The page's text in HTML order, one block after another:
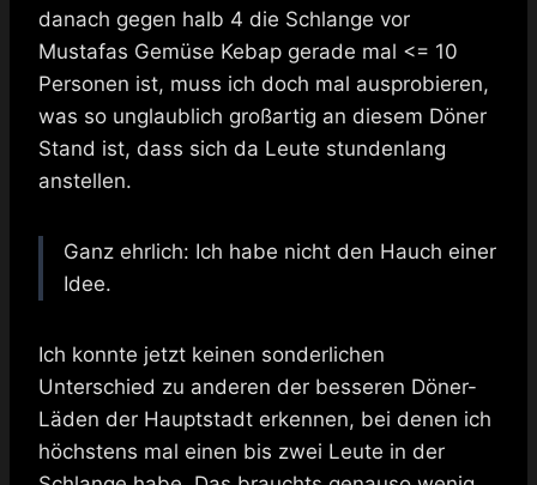
danach gegen halb 4 die Schlange vor
Mustafas Gemüse Kebap gerade mal <= 10
Personen ist, muss ich doch mal ausprobieren,
was so unglaublich großartig an diesem Döner
Stand ist, dass sich da Leute stundenlang
anstellen.
Ganz ehrlich: Ich habe nicht den Hauch einer
Idee.
Ich konnte jetzt keinen sonderlichen
Unterschied zu anderen der besseren Döner-
Läden der Hauptstadt erkennen, bei denen ich
höchstens mal einen bis zwei Leute in der